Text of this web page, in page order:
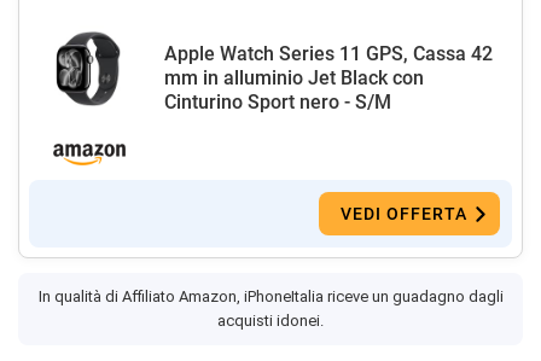
Apple Watch Series 11 GPS, Cassa 42
mm in alluminio Jet Black con
Cinturino Sport nero - S/M
VEDI OFFERTA
In qualità di Affiliato Amazon, iPhoneItalia riceve un guadagno dagli
acquisti idonei.